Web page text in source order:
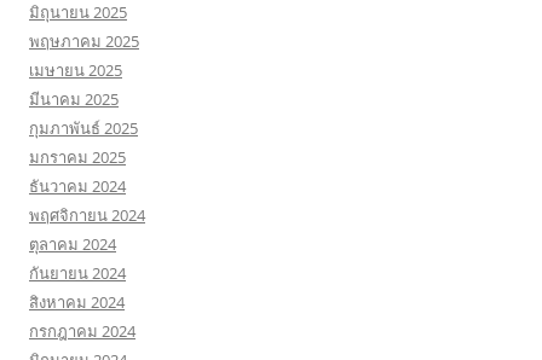
มิถุนายน 2025
พฤษภาคม 2025
เมษายน 2025
มีนาคม 2025
กุมภาพันธ์ 2025
มกราคม 2025
ธันวาคม 2024
พฤศจิกายน 2024
ตุลาคม 2024
กันยายน 2024
สิงหาคม 2024
กรกฎาคม 2024